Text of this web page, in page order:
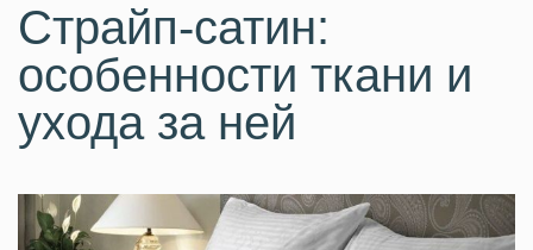
Страйп-сатин:
особенности ткани и
ухода за ней